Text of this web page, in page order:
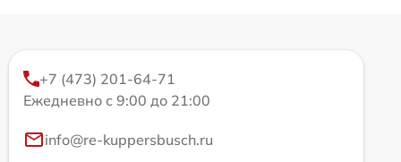
+7 (473) 201-64-71
Ежедневно с 9:00 до 21:00
info@re-kuppersbusch.ru